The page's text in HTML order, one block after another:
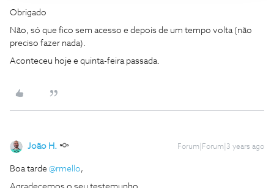
Obrigado
Não, só que fico sem acesso e depois de um tempo volta (não
preciso fazer nada).
Aconteceu hoje e quinta-feira passada.
João H. Forum|Forum|3 years ago
Boa tarde @rmello,